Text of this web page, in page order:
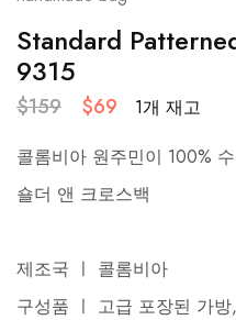
Standard
9315
$159 $69
1개 재고
콜롬비아 원주민이 100%
숄더 앤 크로스백
제조국 ㅣ 콜롬비아
구성품 ㅣ 고급 포장된 가